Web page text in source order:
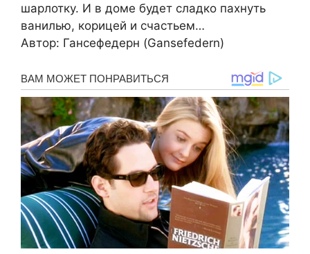
шарлотку. И в доме будет сладко пахнуть
ванилью, корицей и счастьем…
Автор: Гансефедерн (Gansefedern)